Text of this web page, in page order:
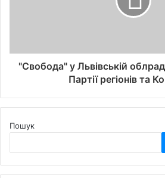
"Свобода" у Львівській
Партії регіонів та
Пошук